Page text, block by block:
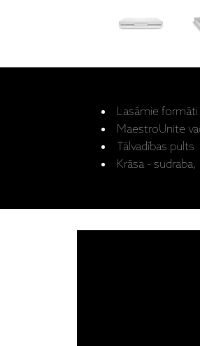
Lasāmie
MaestroUnite
Tālvadības pults
Krāsa -